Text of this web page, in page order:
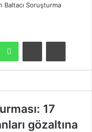
Baltacı Soruşturma
17
gözaltına